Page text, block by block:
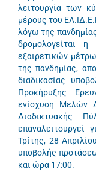
λειτουργία των
μέρους του
λόγω της
δρομολογείται
εξαιρετικών
της πανδημίας,
διαδικασίας
Προκήρυξης
ενίσχυση Μελών
Διαδικτυακής
Τρίτης, 28
υποβολής
και ώρα 17:00.